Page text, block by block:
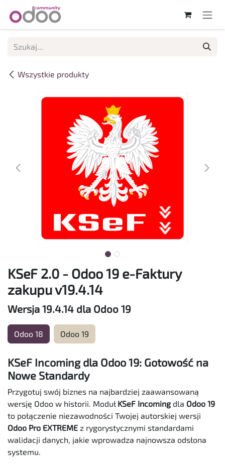
Skip to Content
Wszystkie produkty
KSeF 2.0 - Odoo 19 e-Faktury
zakupu v19.4.14
Wersja 19.4.14 dla Odoo 19
Odoo 18 Odoo 19
KSeF Incoming dla Odoo 19: Gotowość na
Nowe Standardy
Przygotuj swój biznes na najbardziej zaawansowaną
wersję Odoo w historii. Moduł KSeF Incomingdla Odoo 19
to połączenie niezawodności Twojej autorskiej wersji
Odoo Pro EXTREME z rygorystycznymi standardami
walidacji danych, jakie wprowadza najnowsza odsłona
systemu.